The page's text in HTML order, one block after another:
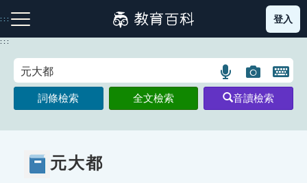
到
主
:::
注音索引圖示 筆畫索引圖示 部首索引表圖示
登入
:::
語
言
搜
圖
片
搜
開
鍵
詞條檢索 全文檢索 音讀檢索
元大都